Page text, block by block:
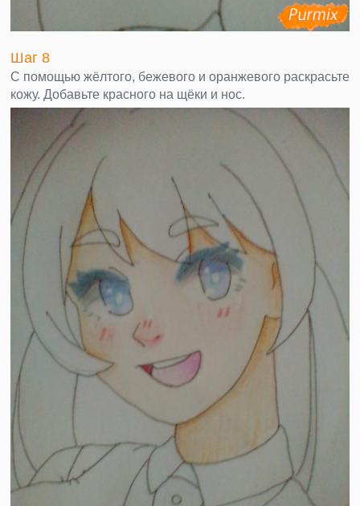
Шаг 8
С помощью жёлтого, бежевого и оранжевого раскрасьте
кожу. Добавьте красного на щёки и нос.